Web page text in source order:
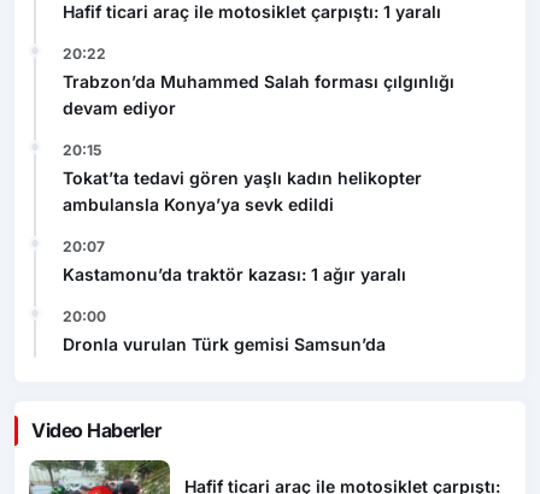
Hafif ticari araç ile motosiklet çarpıştı: 1 yaralı
20:22
Trabzon’da Muhammed Salah forması çılgınlığı
devam ediyor
20:15
Tokat’ta tedavi gören yaşlı kadın helikopter
ambulansla Konya’ya sevk edildi
20:07
Kastamonu’da traktör kazası: 1 ağır yaralı
20:00
Dronla vurulan Türk gemisi Samsun’da
Video Haberler
Hafif ticari araç ile motosiklet çarpıştı: